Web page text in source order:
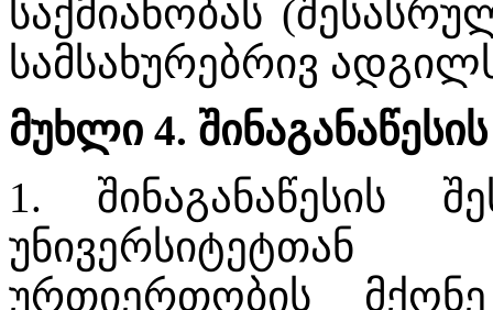
საქმიანობას
სამსახურებრივ
მუხლი 4.
1. შინაგანაწესის
უნივერსიტეტთან
ურთიერთობის